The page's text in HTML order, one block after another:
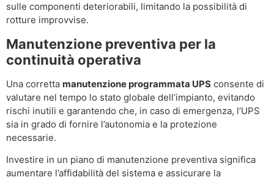
sulle componenti deteriorabili, limitando la possibilità di
rotture improvvise.
Manutenzione preventiva per la
continuità operativa
Una corretta manutenzione programmata UPS consente di
valutare nel tempo lo stato globale dell’impianto, evitando
rischi inutili e garantendo che, in caso di emergenza, l’UPS
sia in grado di fornire l’autonomia e la protezione
necessarie.
Investire in un piano di manutenzione preventiva significa
aumentare l’affidabilità del sistema e assicurare la